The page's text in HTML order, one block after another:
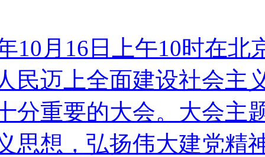
10月16日上午10时在
民迈上全面建设社会主
分重要的大会。大会主
思想，弘扬伟大建党精